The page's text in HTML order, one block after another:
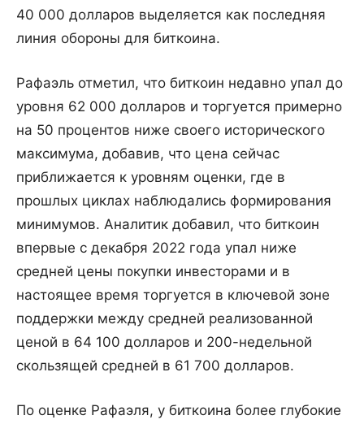
40 000 долларов выделяется как последняя
линия обороны для биткоина.
Рафаэль отметил, что биткоин недавно упал до
уровня 62 000 долларов и торгуется примерно
на 50 процентов ниже своего исторического
максимума, добавив, что цена сейчас
приближается к уровням оценки, где в
прошлых циклах наблюдались формирования
минимумов. Аналитик добавил, что биткоин
впервые с декабря 2022 года упал ниже
средней цены покупки инвесторами и в
настоящее время торгуется в ключевой зоне
поддержки между средней реализованной
ценой в 64 100 долларов и 200-недельной
скользящей средней в 61 700 долларов.
По оценке Рафаэля, у биткоина более глубокие